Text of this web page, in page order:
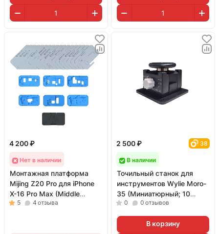
4 200 ₽
Нет в наличии
Монтажная платформа
Mijing Z20 Pro для iPhone
X-16 Pro Max (Middle
Frame)
5 4 отзыва
2 500 ₽ 38
В наличии
Точильный станок для
инструментов Wylie Moro-
35 (Миниатюрный; 10
сменных кругов)
0 0 отзывов
В корзину